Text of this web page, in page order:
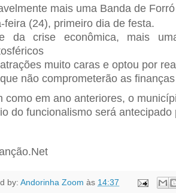
mais uma Banda de
feira (24), primeiro dia de festa.
da crise econômica, mais
muito caras e optou por
não comprometerão as
como em ano anteriores, o
do funcionalismo será
by: Andorinha Zoom às 14:37